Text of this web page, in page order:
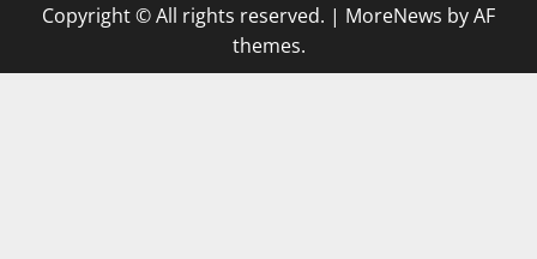
Copyright © All rights reserved. | MoreNews by AF
themes.